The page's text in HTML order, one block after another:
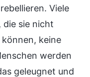
Viele
die sie nicht
keine
werden
geleugnet und